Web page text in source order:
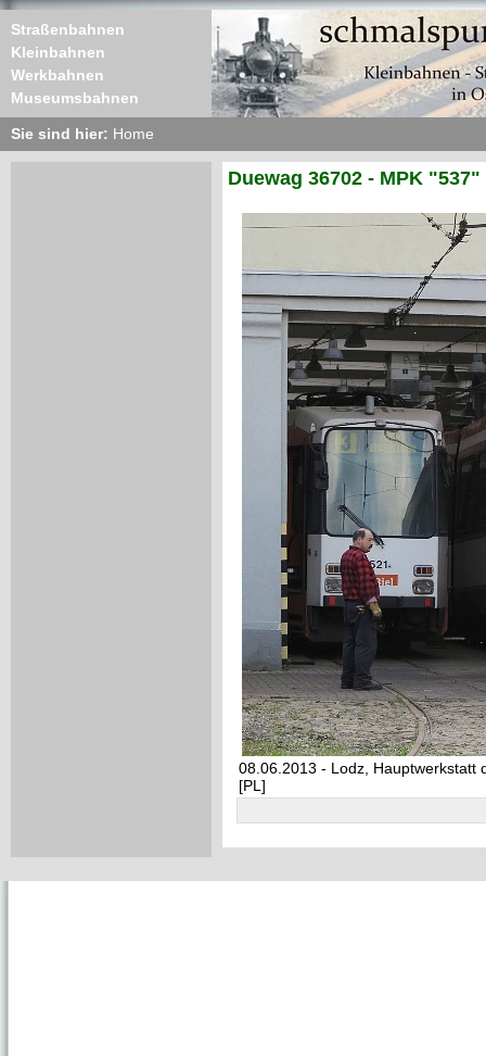
Straßenbahnen
Kleinbahnen
Werkbahnen
Museumsbahnen
Sie sind hier: Home
Duewag 36702 - MPK "537"
08.06.2013 - Lodz, Hauptwerkstatt
[PL]